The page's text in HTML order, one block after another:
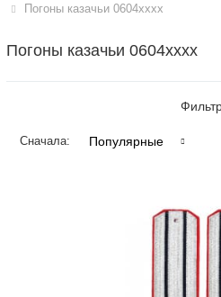
Погоны казачьи 0604хххх
Погоны казачьи 0604хххх
Сначала: Популярные